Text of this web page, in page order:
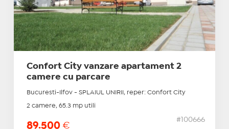
Confort City vanzare apartament 2
camere cu parcare
Bucuresti-Ilfov - SPLAIUL UNIRII, reper: Confort City
2 camere, 65.3 mp utili
89.500 €
#100666